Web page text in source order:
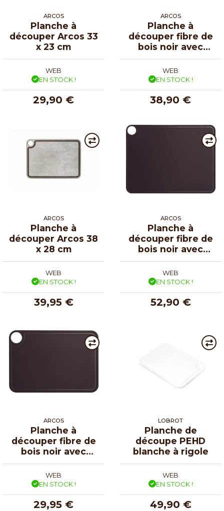
ARCOS
Planche à
découper Arcos 33
x 23 cm
WEB
EN STOCK !
29,90 €
ARCOS
Planche à
découper fibre de
bois noir avec
rigole 38 x 28 cm
WEB
EN STOCK !
38,90 €
ARCOS
Planche à
découper Arcos 38
x 28 cm
WEB
EN STOCK !
39,95 €
ARCOS
Planche à
découper fibre de
bois noir avec
rigole 43 x 33 cm
WEB
EN STOCK !
52,90 €
ARCOS
Planche à
découper fibre de
bois noir avec
rigole 33 x 23 cm
WEB
EN STOCK !
29,95 €
LOBROT
Planche de
découpe PEHD
blanche à rigole
WEB
EN STOCK !
49,90 €